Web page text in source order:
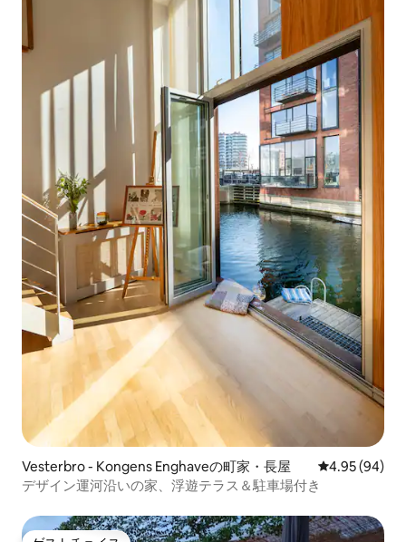
Vesterbro - Kongens Enghaveの町家・長屋 レビュー94
4.95 (94)
デザイン運河沿いの家、浮遊テラス＆駐車場付き